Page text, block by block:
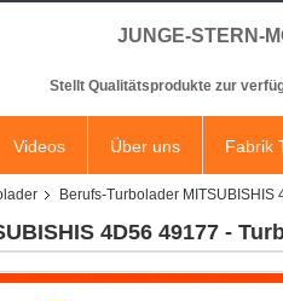
JUNGE-STERN-
Stellt Qualitätsprodukte zur
Videos Über uns Fabrik
Berufs-Turbolader
4D56 49177 -